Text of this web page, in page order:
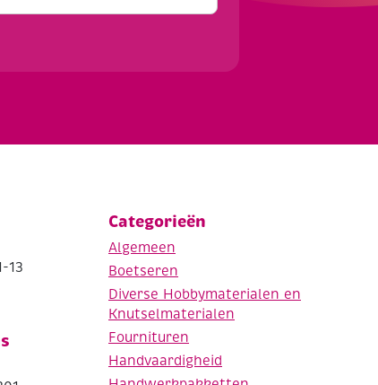
13
Categorieën
Algemeen
Boetseren
Diverse Hobbymaterialen en
Knutselmaterialen
Fournituren
Handvaardigheid